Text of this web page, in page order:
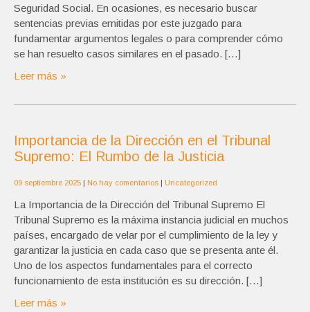
Seguridad Social. En ocasiones, es necesario buscar
sentencias previas emitidas por este juzgado para
fundamentar argumentos legales o para comprender cómo
se han resuelto casos similares en el pasado. […]
Leer más »
Importancia de la Dirección en el Tribunal
Supremo: El Rumbo de la Justicia
09 septiembre 2025 No hay comentarios Uncategorized
La Importancia de la Dirección del Tribunal Supremo El
Tribunal Supremo es la máxima instancia judicial en muchos
países, encargado de velar por el cumplimiento de la ley y
garantizar la justicia en cada caso que se presenta ante él.
Uno de los aspectos fundamentales para el correcto
funcionamiento de esta institución es su dirección. […]
Leer más »